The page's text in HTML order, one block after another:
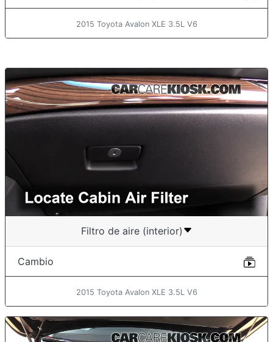
2015 Toyota Avalon XLE 3.5L V6
Filtro de aire (interior)
Cambio
2015 Toyota Avalon XLE 3.5L V6